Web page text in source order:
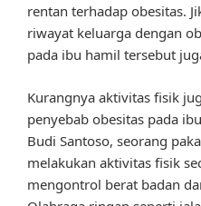
rentan terhadap obesitas.
riwayat keluarga dengan
pada ibu hamil tersebut
Kurangnya aktivitas fisik
penyebab obesitas pada
Budi Santoso, seorang
melakukan aktivitas fisik
mengontrol berat badan